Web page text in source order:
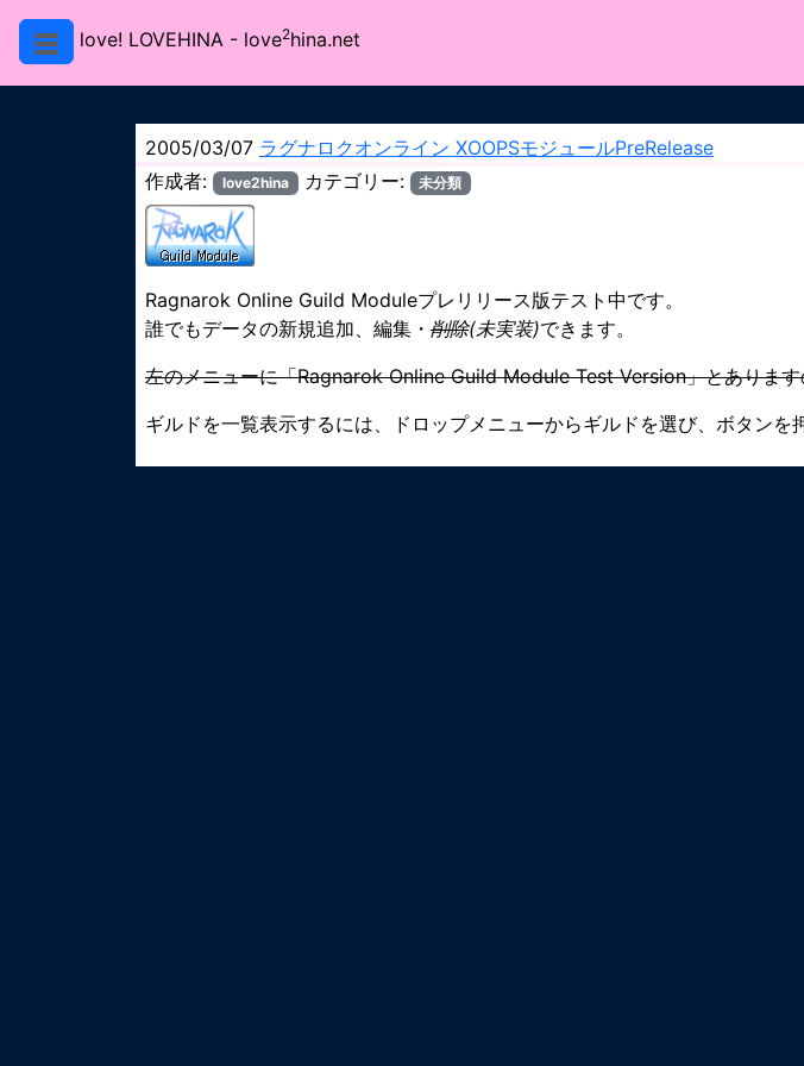
love! LOVEHINA - love2hina.net
2005/03/07 ラグナロクオンライン XOOPSモジュールPreRelease
作成者:
love2hina カテゴリー: 未分類
Ragnarok Online Guild Moduleプレリリース版テスト中です。
誰でもデータの新規追加、編集・ 削除(未実装)できます。
左のメニューに「Ragnarok Online Guild Module Test Version」とありま
ギルドを一覧表示するには、ドロップメニューからギルドを選び、ボタンを